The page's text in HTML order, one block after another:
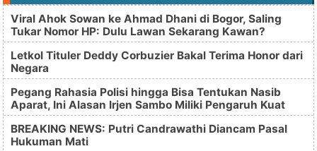
Viral Ahok Sowan ke Ahmad Dhani di Bogor, Saling
Tukar Nomor HP: Dulu Lawan Sekarang Kawan?
Letkol Tituler Deddy Corbuzier Bakal Terima Honor dari
Negara
Pegang Rahasia Polisi hingga Bisa Tentukan Nasib
Aparat, Ini Alasan Irjen Sambo Miliki Pengaruh Kuat
BREAKING NEWS: Putri Candrawathi Diancam Pasal
Hukuman Mati